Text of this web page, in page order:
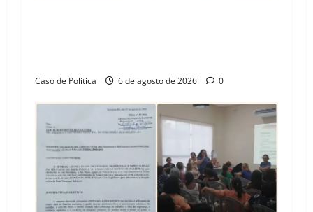
Caso de Politica 6 de agosto de 2026 0